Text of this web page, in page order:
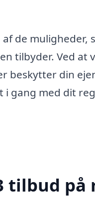
de muligheder,
tilbyder. Ved
beskytter din
gang med dit
på